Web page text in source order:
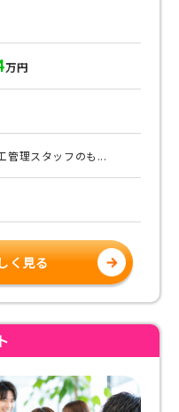
万円
管理スタッフのも...
く見る